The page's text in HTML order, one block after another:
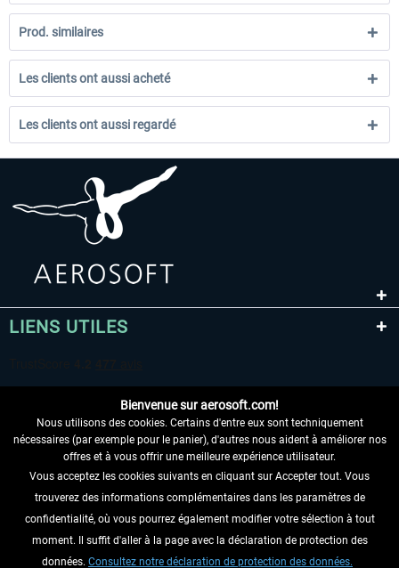
Prod. similaires
Les clients ont aussi acheté
Les clients ont aussi regardé
LIENS UTILES
RENONCER AU CONTRAT ICI
INFORMATIONS
NE MANQUEZ PAS LES DERNIÈRES
Bienvenue sur aerosoft.com!
Nous utilisons des cookies. Certains d'entre eux sont techniquement
nécessaires (par exemple pour le panier), d'autres nous aident à améliorer nos
offres et à vous offrir une meilleure expérience utilisateur.
Vous acceptez les cookies suivants en cliquant sur Accepter tout. Vous
trouverez des informations complémentaires dans les paramètres de
confidentialité, où vous pourrez également modifier votre sélection à tout
moment. Il suffit d'aller à la page avec la déclaration de protection des
données. Consultez notre déclaration de protection des données.